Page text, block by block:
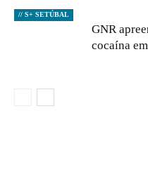
// S+ SETÚBAL
GNR
cocaína